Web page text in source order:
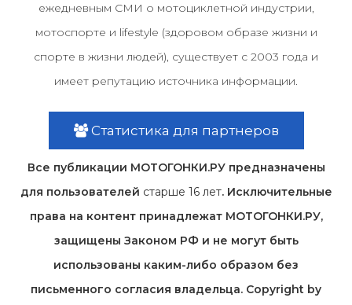
ежедневным СМИ о мотоциклетной индустрии,
мотоспорте и lifestyle (здоровом образе жизни и
спорте в жизни людей), существует с 2003 года и
имеет репутацию источника информации.
Статистика для партнеров
Все публикации МОТОГОНКИ.РУ предназначены
для пользователей старше 16 лет. Исключительные
права на контент принадлежат МОТОГОНКИ.РУ,
защищены Законом РФ и не могут быть
использованы каким-либо образом без
письменного согласия владельца. Copyright by